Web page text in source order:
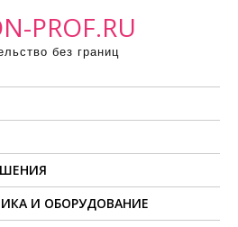
PROF.RU
без границ
И ОБОРУДОВАНИЕ